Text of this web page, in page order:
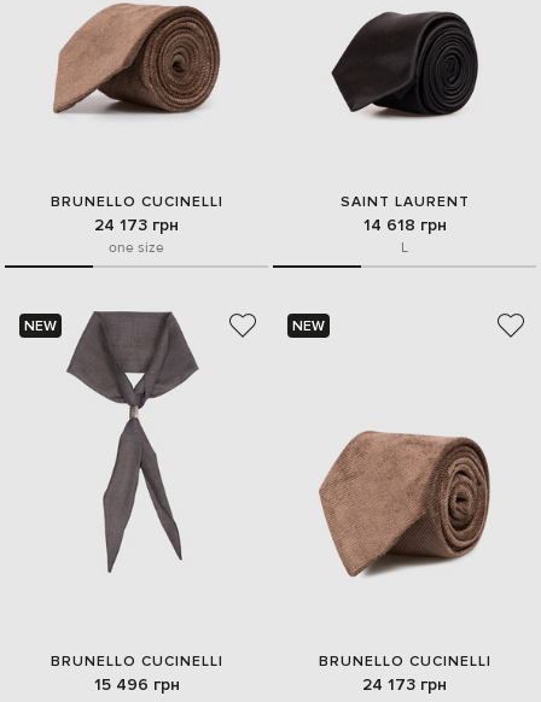
BRUNELLO CUCINELLI
24 173 грн
one size
SAINT LAURENT
14 618 грн
L
NEW
BRUNELLO CUCINELLI
15 496 грн
NEW
BRUNELLO CUCINELLI
24 173 грн